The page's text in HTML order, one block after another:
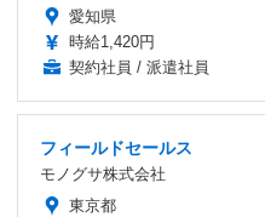
愛知県
時給1,420円
契約社員 / 派遣社員
フィールドセールス
モノグサ株式会社
東京都